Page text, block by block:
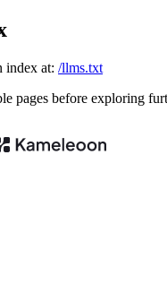
index at: /llms.txt
pages before exploring